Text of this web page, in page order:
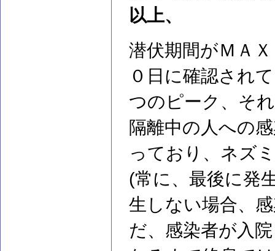
以上、
潜伏期間がＭＡ
０日に確認され
つのピーク、そ
隔離中の人への
っており、ネズ
(常に、最後に発
生しない場合、
だ、感染者が入